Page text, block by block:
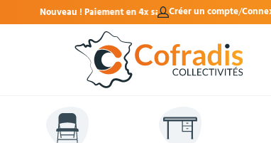
en 4x sans frais. Créer un compte